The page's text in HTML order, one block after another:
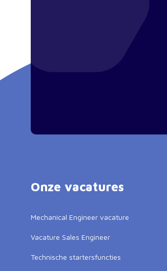
Onze vacatures
Mechanical Engineer vacature
Vacature Sales Engineer
Technische startersfuncties